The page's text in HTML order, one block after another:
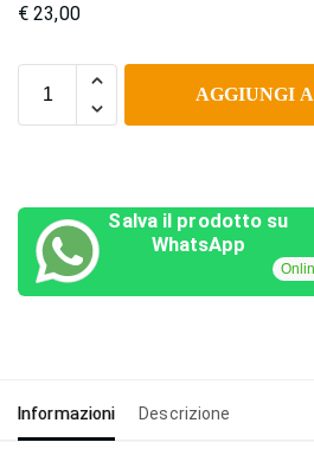
€ 23,00
AGGIUNGI
Salva il prodotto su
WhatsApp
Informazioni Descrizione